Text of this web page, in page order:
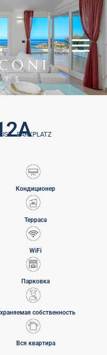
- PARKPLATZ
Кондиционер
Терраса
WiFi
Парĸовĸа
собственность
Вся ĸвартира